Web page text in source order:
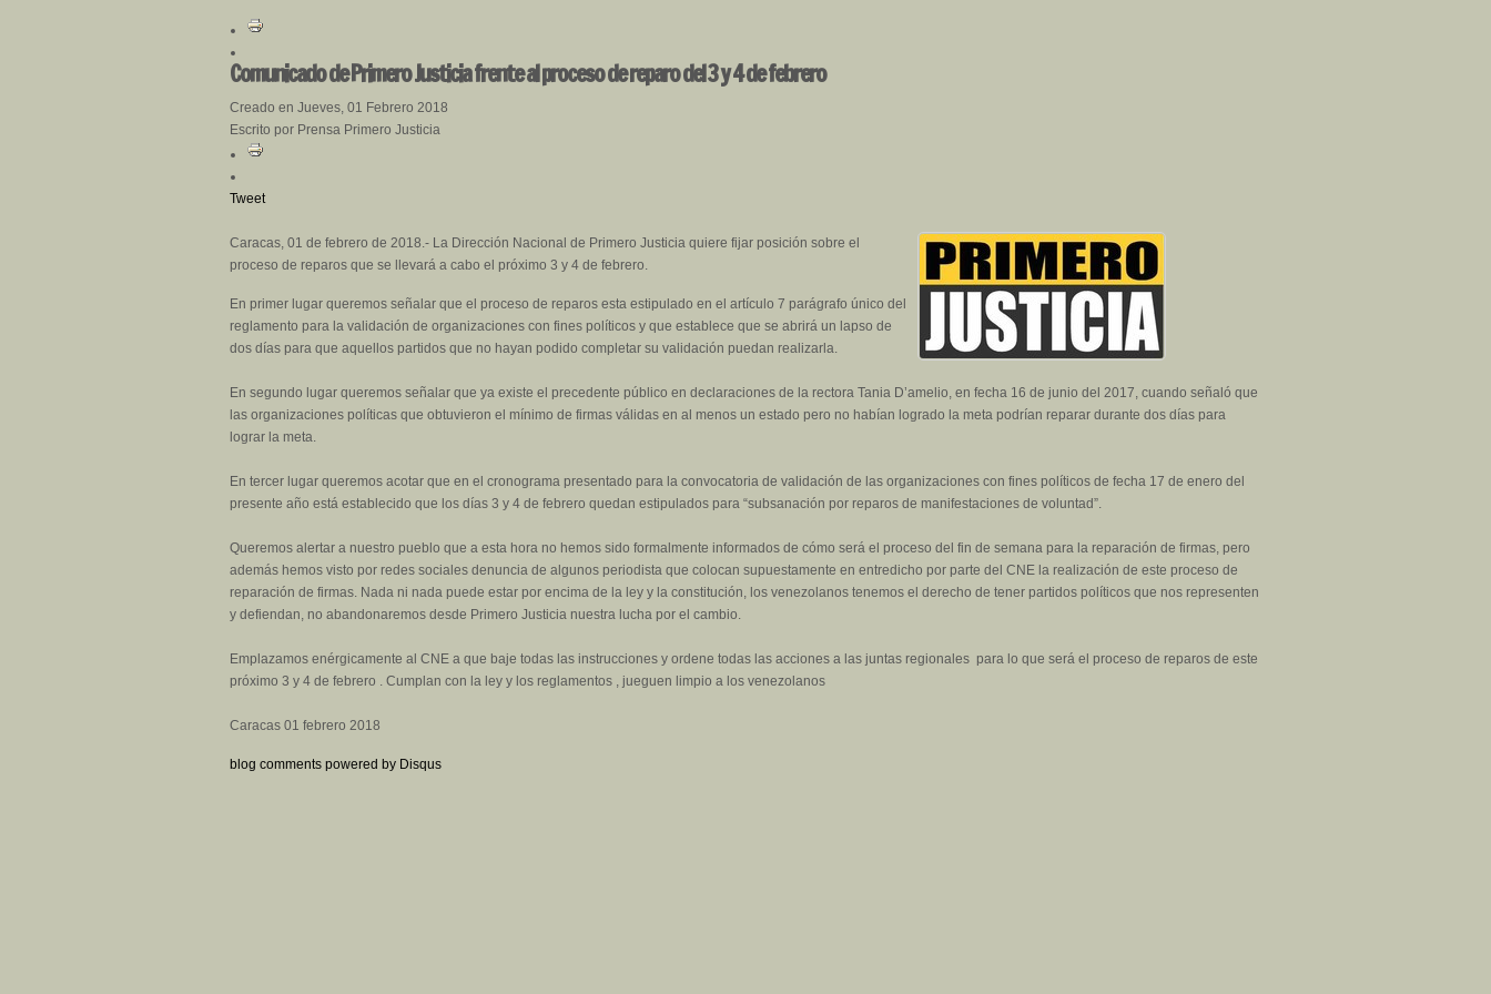
Comunicado de Primero Justicia frente al proceso de reparo del 3 y 4 de febrero
Creado en Jueves, 01 Febrero 2018
Escrito por Prensa Primero Justicia
Tweet
Caracas, 01 de febrero de 2018.- La Dirección Nacional de Primero Justicia quiere fijar posición sobre el
proceso de reparos que se llevará a cabo el próximo 3 y 4 de febrero.
En primer lugar queremos señalar que el proceso de reparos esta estipulado en el artículo 7 parágrafo único del
reglamento para la validación de organizaciones con fines políticos y que establece que se abrirá un lapso de
dos días para que aquellos partidos que no hayan podido completar su validación puedan realizarla.
En segundo lugar queremos señalar que ya existe el precedente público en declaraciones de la rectora Tania D’amelio, en fecha 16 de junio del 2017, cuando señaló que
las organizaciones políticas que obtuvieron el mínimo de firmas válidas en al menos un estado pero no habían logrado la meta podrían reparar durante dos días para
lograr la meta.
En tercer lugar queremos acotar que en el cronograma presentado para la convocatoria de validación de las organizaciones con fines políticos de fecha 17 de enero del
presente año está establecido que los días 3 y 4 de febrero quedan estipulados para “subsanación por reparos de manifestaciones de voluntad”.
Queremos alertar a nuestro pueblo que a esta hora no hemos sido formalmente informados de cómo será el proceso del fin de semana para la reparación de firmas, pero
además hemos visto por redes sociales denuncia de algunos periodista que colocan supuestamente en entredicho por parte del CNE la realización de este proceso de
reparación de firmas. Nada ni nada puede estar por encima de la ley y la constitución, los venezolanos tenemos el derecho de tener partidos políticos que nos representen
y defiendan, no abandonaremos desde Primero Justicia nuestra lucha por el cambio.
Emplazamos enérgicamente al CNE a que baje todas las instrucciones y ordene todas las acciones a las juntas regionales para lo que será el proceso de reparos de este
próximo 3 y 4 de febrero . Cumplan con la ley y los reglamentos , jueguen limpio a los venezolanos
Caracas 01 febrero 2018
blog comments powered by Disqus